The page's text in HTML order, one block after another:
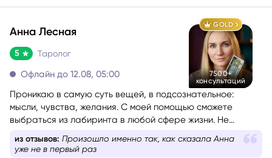
GOLD
7500+
консультаций
Анна Лесная
5 Таролог
Офлайн до 12.08, 05:00
Проникаю в самую суть вещей, в подсознательное:
мысли, чувства, желания. С моей помощью сможете
выбраться из лабиринта в любой сфере жизни. Не
знаете, какой вопрос задать, – помогу вам с